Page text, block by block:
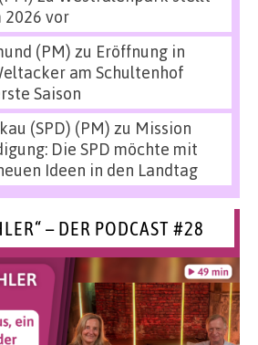
2026 vor
(PM) zu Eröffnung in
am Schultenhof
Saison
(SPD) (PM) zu Mission
Die SPD möchte mit
Ideen in den Landtag
– DER PODCAST #28